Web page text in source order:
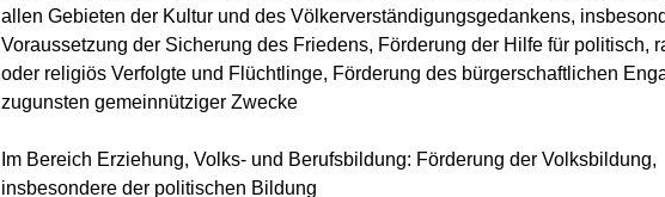
allen Gebieten der Kultur und des Völkerverständigungsgedankens,
Voraussetzung der Sicherung des Friedens, Förderung der Hilfe für politisch,
oder religiös Verfolgte und Flüchtlinge, Förderung des bürgerschaftlichen
zugunsten gemeinnütziger Zwecke
Im Bereich Erziehung, Volks- und Berufsbildung: Förderung der Volksbildung,
insbesondere der politischen Bildung